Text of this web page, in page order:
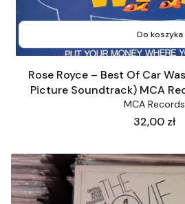
Do koszyka
Rose Royce – Best Of Car
Picture Soundtrack) MCA
MCA Records
Cena
32,00 zł